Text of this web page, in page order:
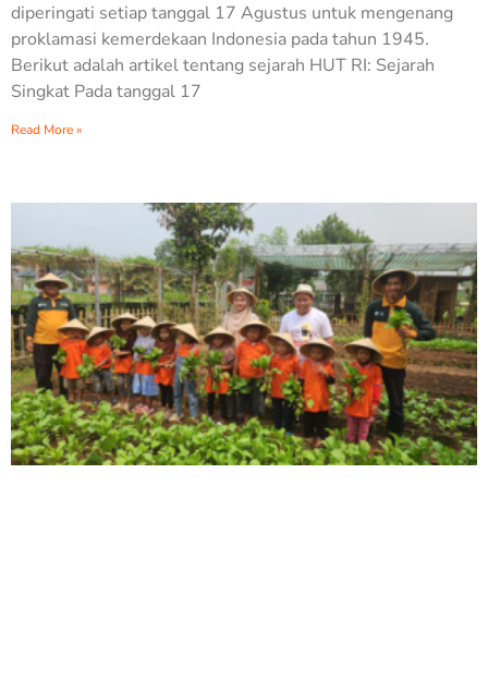
diperingati setiap tanggal 17 Agustus untuk mengenang
proklamasi kemerdekaan Indonesia pada tahun 1945.
Berikut adalah artikel tentang sejarah HUT RI: Sejarah
Singkat Pada tanggal 17
Read More »